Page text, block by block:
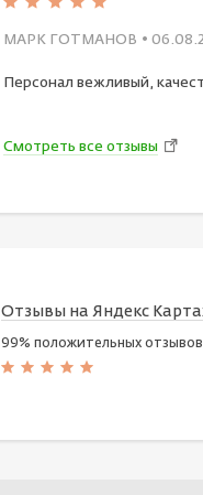
МАРК ГОТМАНОВ •
Персонал вежливый,
Смотреть все отзывы
Отзывы на Яндекс
99% положительных отзывов